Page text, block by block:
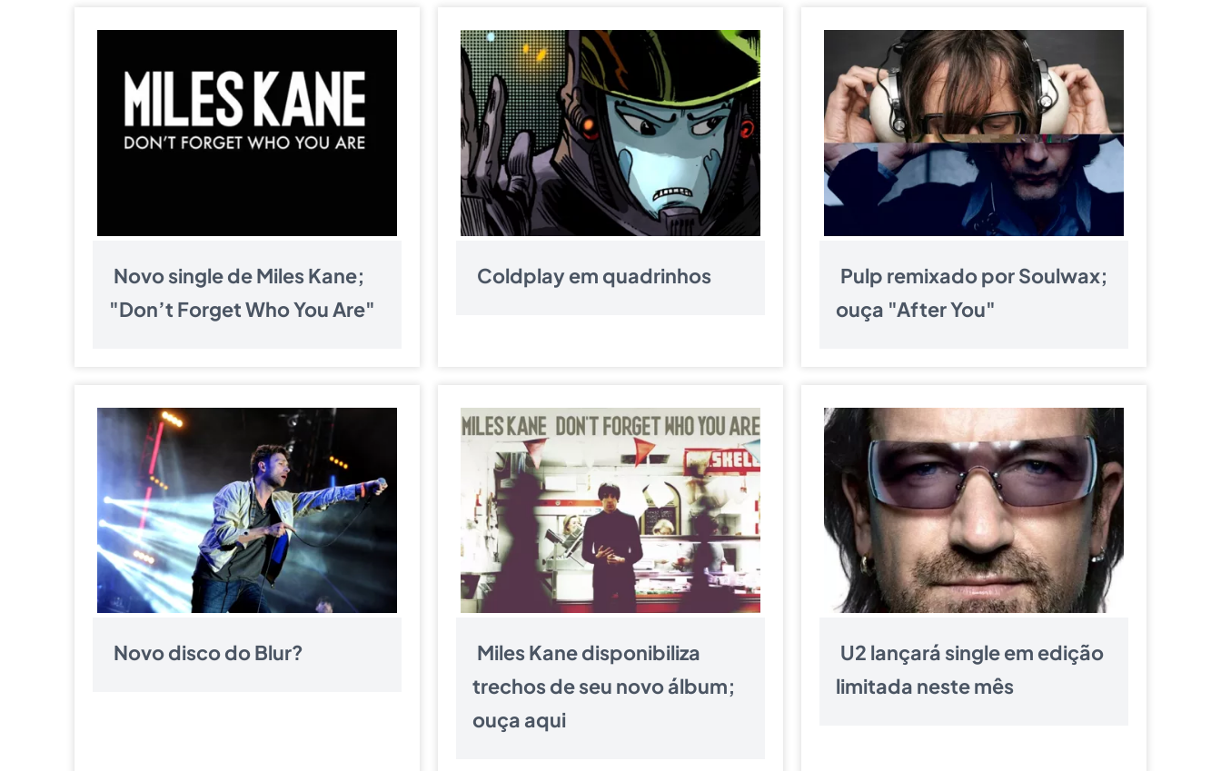
Novo single de Miles Kane;
"Don’t Forget Who You Are"
Coldplay em quadrinhos
Pulp remixado por Soulwax;
ouça "After You"
Novo disco do Blur?
Miles Kane disponibiliza
trechos de seu novo álbum;
ouça aqui
U2 lançará single em edição
limitada neste mês